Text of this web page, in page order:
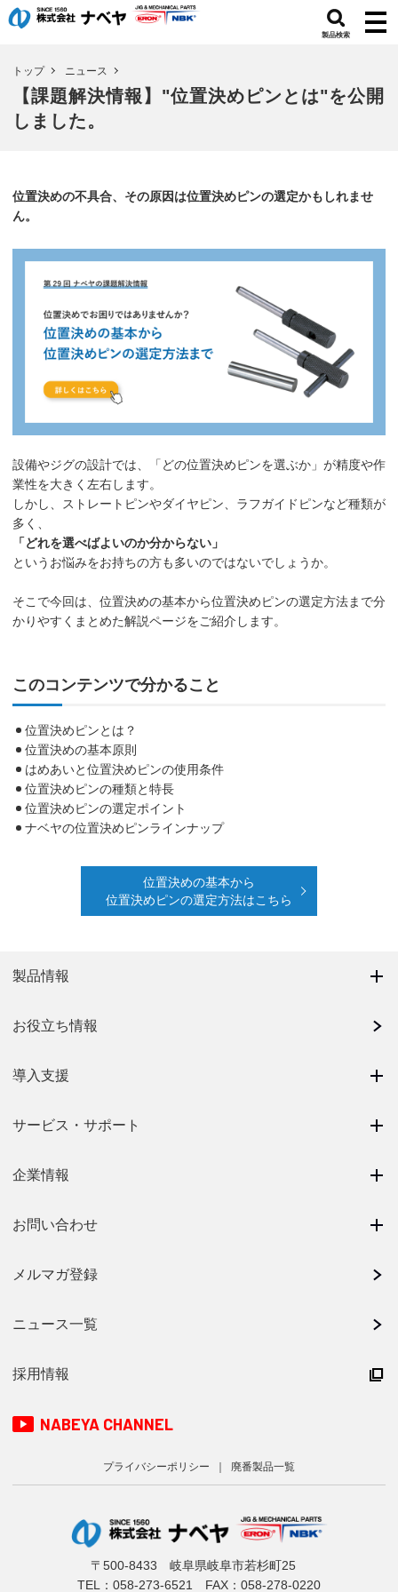
製品検索
トップ ニュース
【課題解決情報】"位置決めピンとは"を公開
しました。
位置決めの不具合、その原因は位置決めピンの選定かもしれませ
ん。
設備やジグの設計では、「どの位置決めピンを選ぶか」が精度や作
業性を大きく左右します。
しかし、ストレートピンやダイヤピン、ラフガイドピンなど種類が
多く、
「どれを選べばよいのか分からない」
というお悩みをお持ちの方も多いのではないでしょうか。
そこで今回は、位置決めの基本から位置決めピンの選定方法まで分
かりやすくまとめた解説ページをご紹介します。
このコンテンツで分かること
位置決めピンとは？
位置決めの基本原則
はめあいと位置決めピンの使用条件
位置決めピンの種類と特長
位置決めピンの選定ポイント
ナベヤの位置決めピンラインナップ
位置決めの基本から
位置決めピンの選定方法はこちら
製品情報
お役立ち情報
導入支援
サービス・サポート
企業情報
お問い合わせ
メルマガ登録
ニュース一覧
採用情報
NABEYA CHANNEL
プライバシーポリシー 廃番製品一覧
〒500-8433 岐阜県岐阜市若杉町25
TEL： 058-273-6521 FAX：058-278-0220